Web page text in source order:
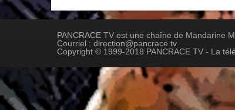
PANCRACE TV est une chaîne de Mandarine
Courriel : direction@pancrace.tv
Copyright © 1999-2018 PANCRACE TV - La